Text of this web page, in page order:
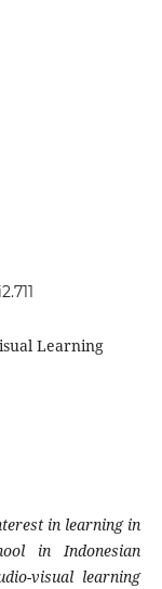
Learning
in learning in
in Indonesian
visual learning